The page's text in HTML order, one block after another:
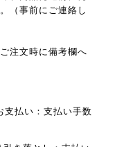
（事前にご連絡し
注文時に備考欄へ
支払い：支払い手数